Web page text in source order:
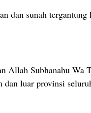
dan sunah
Subhanahu Wa
dan luar provinsi